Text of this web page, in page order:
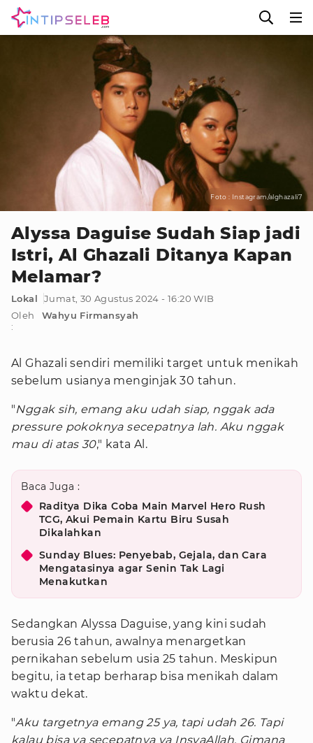
Foto : Instagram/alghazali7
Alyssa Daguise Sudah Siap jadi
Istri, Al Ghazali Ditanya Kapan
Melamar?
Lokal
Jumat, 30 Agustus 2024 - 16:20 WIB
Oleh
:
Wahyu Firmansyah
Al Ghazali sendiri memiliki target untuk menikah
sebelum usianya menginjak 30 tahun.
"Nggak sih, emang aku udah siap, nggak ada
pressure pokoknya secepatnya lah. Aku nggak
mau di atas 30," kata Al.
Baca Juga :
Raditya Dika Coba Main Marvel Hero Rush
TCG, Akui Pemain Kartu Biru Susah
Dikalahkan
Sunday Blues: Penyebab, Gejala, dan Cara
Mengatasinya agar Senin Tak Lagi
Menakutkan
Sedangkan Alyssa Daguise, yang kini sudah
berusia 26 tahun, awalnya menargetkan
pernikahan sebelum usia 25 tahun. Meskipun
begitu, ia tetap berharap bisa menikah dalam
waktu dekat.
"Aku targetnya emang 25 ya, tapi udah 26. Tapi
kalau bisa ya secepatnya ya InsyaAllah. Gimana